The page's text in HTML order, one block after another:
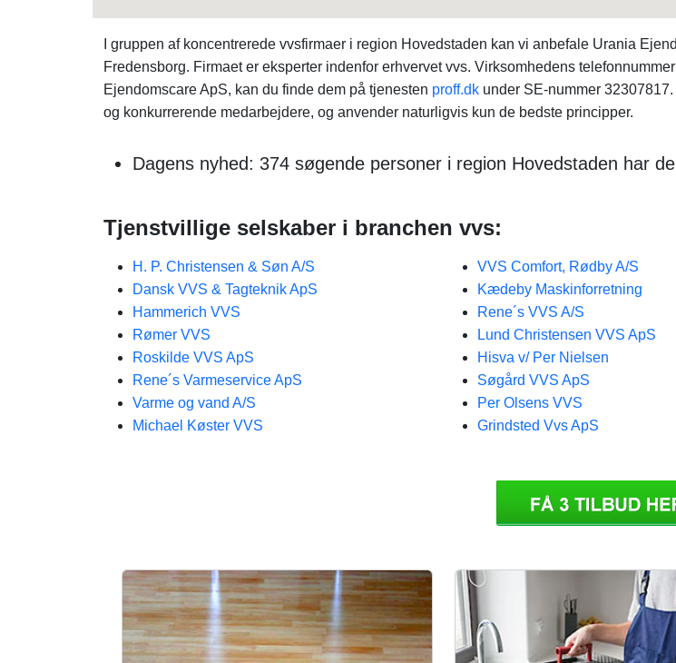
I gruppen af koncentrerede vvsfirmaer i region Hovedstaden kan vi anbefale Urania
Fredensborg. Firmaet er eksperter indenfor erhvervet vvs. Virksomhedens
Ejendomscare ApS, kan du finde dem på tjenesten proff.dk under SE-nummer
og konkurrerende medarbejdere, og anvender naturligvis kun de bedste principper.
Dagens nyhed: 374 søgende personer i region Hovedstaden har
Tjenstvillige selskaber i branchen vvs:
H. P. Christensen & Søn A/S
Dansk VVS & Tagteknik ApS
Hammerich VVS
Rømer VVS
Roskilde VVS ApS
Rene´s Varmeservice ApS
Varme og vand A/S
Michael Køster VVS
VVS Comfort, Rødby A/S
Kædeby Maskinforretning
Rene´s VVS A/S
Lund Christensen VVS ApS
Hisva v/ Per Nielsen
Søgård VVS ApS
Per Olsens VVS
Grindsted Vvs ApS